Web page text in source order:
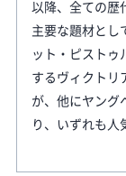
以降、全ての歴
主要な題材とし
ット・ピストゥ
するヴィクトリ
が、他にヤング
り、いずれも人